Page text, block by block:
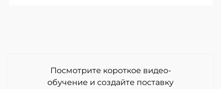
Посмотрите короткое видео-
обучение и создайте поставку